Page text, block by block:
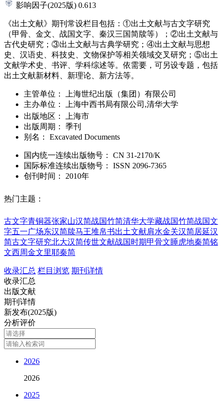
影响因子(2025版) 0.613
《出土文献》期刊常设栏目包括：①出土文献与古文字研究
（甲骨、金文、战国文字、秦汉三国简牍等）；②出土文献与
古代史研究；③出土文献与古典学研究；④出土文献与思想
史、汉语史、科技史、文物保护等相关领域交叉研究；⑤出土
文献学术史、书评、学科综述等。依需要，可另设专题，包括
出土文献新材料、新理论、新方法等。
主管单位：
上海世纪出版（集团）有限公司
主办单位：
上海中西书局有限公司,清华大学
出版地区：
上海市
出版周期：
季刊
别名：
Excavated Documents
国内统一连续出版物号： CN 31-2170/K
国际标准连续出版物号 ： ISSN 2096-7365
创刊时间：
2010年
热门主题：
古文字青铜器张家山汉简战国竹简清华大学藏战国竹简战国文
字五一广场东汉简牍马王堆帛书出土文献肩水金关汉简居延汉
简古文字研究北大汉简传世文献战国时期甲骨文睡虎地秦简铭
文西周金文里耶秦简
收录汇总 栏目浏览 期刊详情
收录汇总
出版文献
期刊详情
新发布(2025版)
分析评价
2026
2026
2025